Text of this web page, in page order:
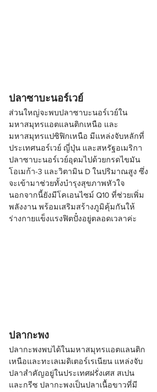
ปลาซาบะนอร์เวย์
ส่วนใหญ่จะพบปลาซาบะนอร์เวย์ใน
มหาสมุทรแอตแลนติกเหนือ และ
มหาสมุทรแปซิฟิกเหนือ มีแหล่งจับหลักที่
ประเทศนอร์เวย์ ญี่ปุ่น และสหรัฐอเมริกา
ปลาซาบะนอร์เวย์อุดมไปด้วยกรดไขมัน
โอเมก้า-3 และวิตามิน D ในปริมาณสูง ซึ่ง
จะเข้ามาช่วยทั้งบำรุงสุขภาพหัวใจ
นอกจากนี้ยังมีโคเอนไซม์ Q10 ที่ช่วยเพิ่ม
พลังงาน พร้อมเสริมสร้างภูมิคุ้มกันให้
ร่างกายแข็งแรงฟิตปั๋งอยู่ตลอดเวลาค่ะ
ปลากะพง
ปลากะพงพบได้ในมหาสมุทรแอตแลนติก
เหนือและทะเลเมดิเตอร์เรเนียน แหล่งจับ
ปลาสำคัญอยู่ในประเทศฝรั่งเศส สเปน
และกรีซ ปลากะพงเป็นปลาเนื้อขาวที่มี